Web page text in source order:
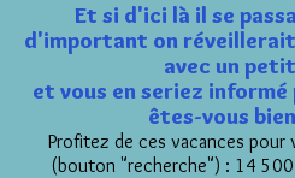
Et si d'ici là il se
d'important on
avec un
et vous en seriez
êtes-vous bien
Profitez de ces vacances pour
(bouton "recherche") : 14